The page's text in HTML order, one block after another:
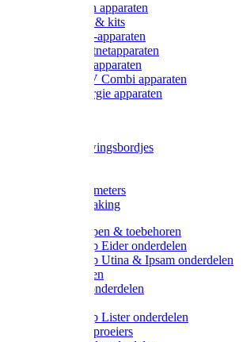
Onderdelen apparaten
Starter sets & kits
9V Batterij-apparaten
230V Lichtnetapparaten
12V Accu-apparaten
230V / 12V Combi apparaten
Zonne-energie apparaten
Waarschuwingsbordjes
Wegers en meters
Video bewaking
Weidepompen & toebehoren
Weidepomp Eider onderdelen
Weidepomp Utina & Ipsam onderdelen
Drinkbakken
Drinkbak onderdelen
Weidepomp Lister onderdelen
Nippels / Sproeiers